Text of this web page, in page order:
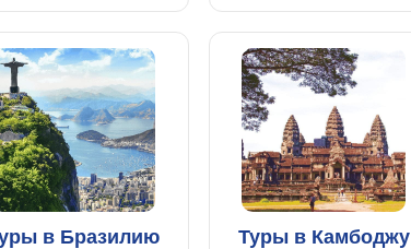
в Бразилию Туры в Камбоджу